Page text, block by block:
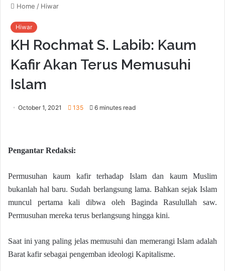
Home / Hiwar
Hiwar
KH Rochmat S. Labib: Kaum
Kafir Akan Terus Memusuhi
Islam
October 1, 2021 135 6 minutes read
Pengantar Redaksi:
Permusuhan kaum kafir terhadap Islam dan kaum Muslim
bukanlah hal baru. Sudah berlangsung lama. Bahkan sejak Islam
muncul pertama kali dibwa oleh Baginda Rasulullah saw.
Permusuhan mereka terus berlangsung hingga kini.
Saat ini yang paling jelas memusuhi dan memerangi Islam adalah
Barat kafir sebagai pengemban ideologi Kapitalisme.